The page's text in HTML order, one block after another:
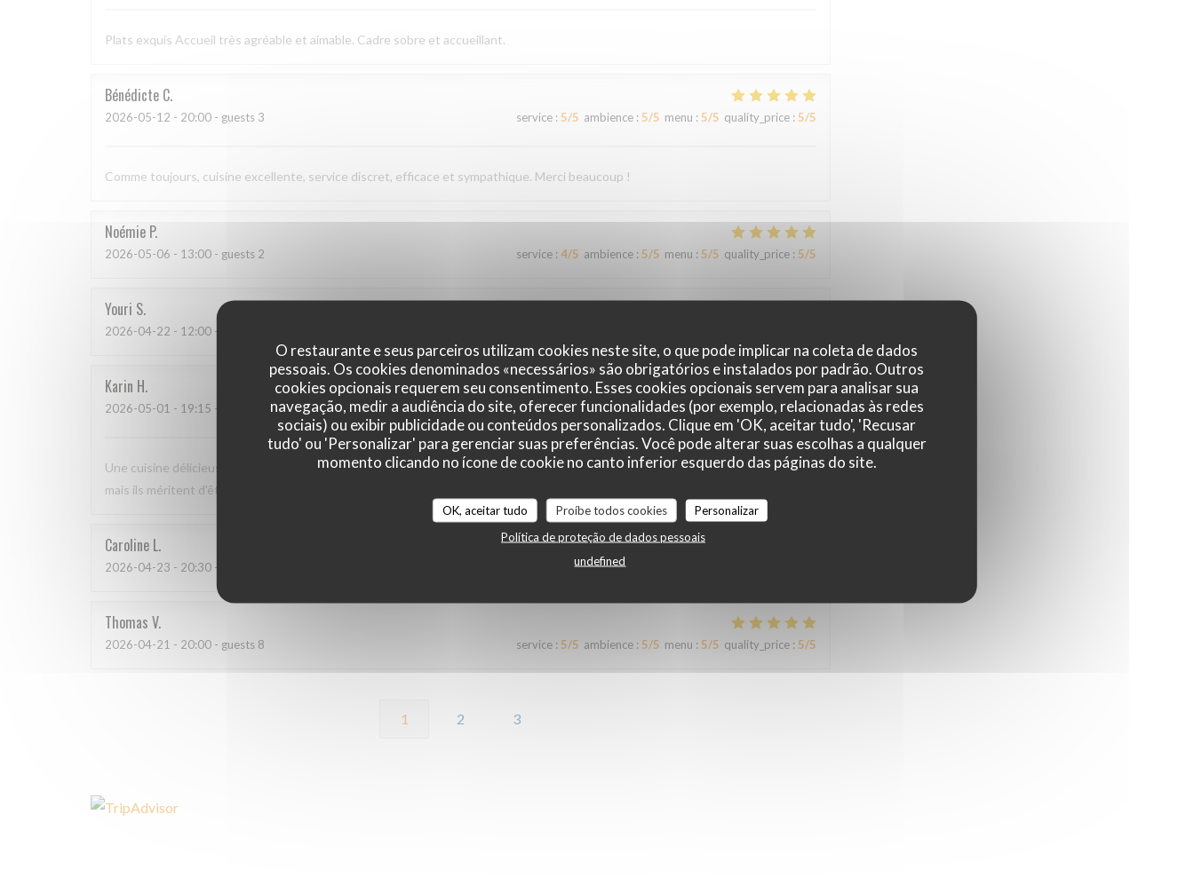
O restaurante e seus parceiros utilizam cookies neste site, o que pode implicar na coleta de dados
pessoais. Os cookies denominados «necessários» são obrigatórios e instalados por padrão. Outros
cookies opcionais requerem seu consentimento. Esses cookies opcionais servem para analisar sua
navegação, medir a audiência do site, oferecer funcionalidades (por exemplo, relacionadas às redes
sociais) ou exibir publicidade ou conteúdos personalizados. Clique em 'OK, aceitar tudo', 'Recusar
tudo' ou 'Personalizar' para gerenciar suas preferências. Você pode alterar suas escolhas a qualquer
momento clicando no ícone de cookie no canto inferior esquerdo das páginas do site.
OK, aceitar tudo Proíbe todos cookies
Personalizar
Política de proteção de dados pessoais
undefined
Plats exquis Accueil très agréable et aimable. Cadre sobre et accueillant.
Bénédicte C
2026-05-12 - 20:00 - guests 3 service: 5/5 ambience: 5/5 menu : 5/5 quality_price: 5/5
Comme toujours, cuisine excellente, service discret, efficace et sympathique. Merci beaucoup !
Noémie P
2026-05-06 - 13:00 - guests 2 service: 4/5 ambience: 5/5 menu : 5/5 quality_price: 5/5
Youri S
2026-04-22 - 12:00 - guests 2
Karin H
2026-05-01 - 19:15 - guests 3 service:5/5 ambience: 4/5 menu:5/5 quality_price: 4/5
Une cuisine délicieuse et pleine de saveurs, avec un accueil et un service irréprochables. Moins de monde que chez les voisins,
mais ils méritent d'être plus connus car nous nous sommes régalés !
Caroline L
2026-04-23 - 20:30 - guests 4 /5 ambience
Thomas V
2026-04-21 - 20:00 - guests 8 service: 5/5 ambience: 5/5 menu : 5/5 quality_price: 5/5
1 2 3